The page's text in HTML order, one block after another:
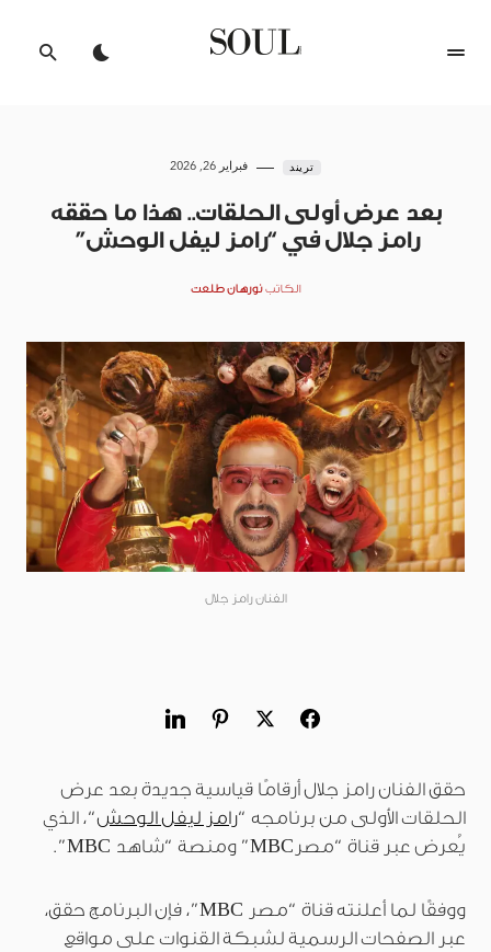
تريند فبراير 26, 2026
بعد عرض أولى الحلقات.. هذا ما حققه
رامز جلال في “رامز ليفل الوحش”
الكاتب نورهان طلعت
الفنان رامز جلال
حقق الفنان رامز جلال أرقامًا قياسية جديدة بعد عرض
الحلقات الأولى من برنامجه “رامز ليفل الوحش“، الذي
يُعرض عبر قناة “مصرMBC” ومنصة “شاهد MBC”.
ووفقًا لما أعلنته قناة “مصر MBC”، فإن البرنامج حقق،
عبر الصفحات الرسمية لشبكة القنوات على مواقع